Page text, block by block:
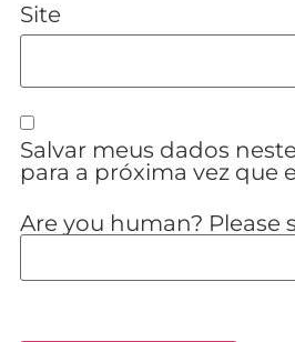
Site
Salvar meus dados
para a próxima vez que
Are you human? Please